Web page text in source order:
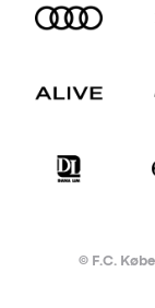
© F.C.